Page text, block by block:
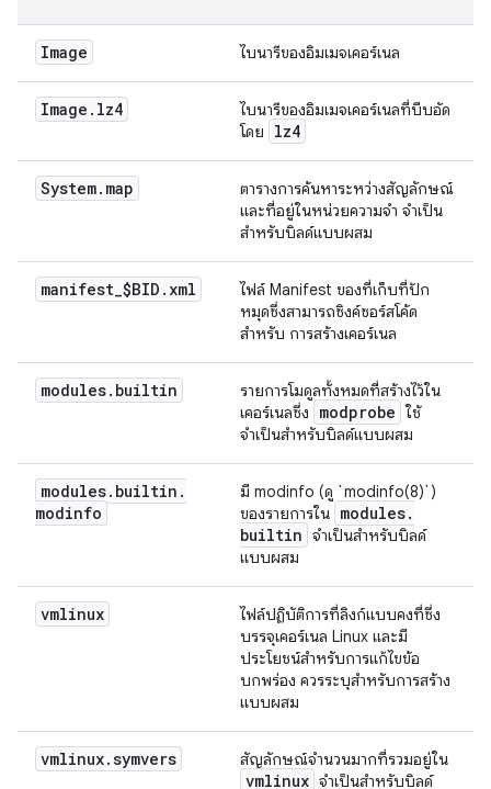
Image ไบนารีของอิมเมจเคอร์เนล
Image . lz4
ไบนารีของอิมเมจเคอร์เนลที่บีบอัด
โดย
lz4
System. map
ตารางการค้นหาระหว่างสัญลักษณ์
และที่อยู่ในหน่วยความจำ จำเป็น
สำหรับบิลด์แบบผสม
manifest_$BID . xml
ไฟล์ Manifest ของที่เก็บที่ปัก
หมุดซึ่งสามารถซิงค์ซอร์สโค้ด
สำหรับ การสร้างเคอร์เนล
modules. builtin
รายการโมดูลทั้งหมดที่สร้างไว้ใน
เคอร์เนลซึ่ง
modprobe ใช้
จำเป็นสำหรับบิลด์แบบผสม
modules. builtin .
modinfo
มี modinfo (ดู `modinfo(8)`)
ของรายการใน modules.
builtin จำเป็นสำหรับบิลด์
แบบผสม
vmlinux
ไฟล์ปฏิบัติการที่ลิงก์แบบคงที่ซึ่ง
บรรจุเคอร์เนล Linux และมี
ประโยชน์สำหรับการแก้ไขข้อ
บกพร่อง ควรระบุสำหรับการสร้าง
แบบผสม
vmlinux.symvers สัญลักษณ์จำนวนมากที่รวมอยู่ใน
vmlinux จำเป็นสำหรับบิลด์